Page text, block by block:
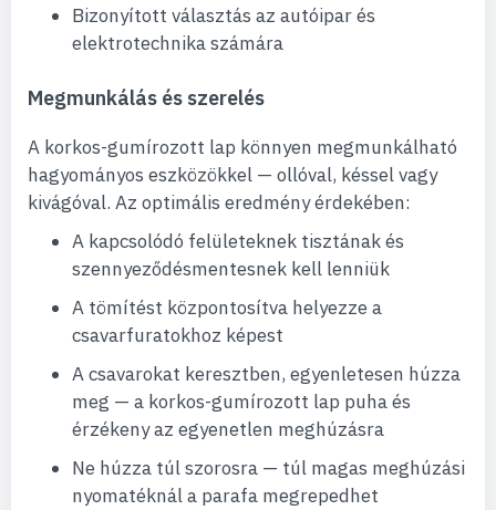
Bizonyított választás az autóipar és
elektrotechnika számára
Megmunkálás és szerelés
A korkos-gumírozott lap könnyen megmunkálható
hagyományos eszközökkel — ollóval, késsel vagy
kivágóval. Az optimális eredmény érdekében:
A kapcsolódó felületeknek tisztának és
szennyeződésmentesnek kell lenniük
A tömítést központosítva helyezze a
csavarfuratokhoz képest
A csavarokat keresztben, egyenletesen húzza
meg — a korkos-gumírozott lap puha és
érzékeny az egyenetlen meghúzásra
Ne húzza túl szorosra — túl magas meghúzási
nyomatéknál a parafa megrepedhet